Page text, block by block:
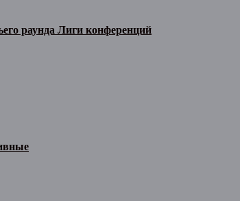
раунда Лиги конференций